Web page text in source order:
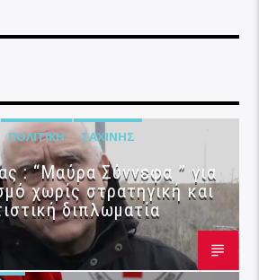
ΠΟΛΙΤΙΚΉ ΣΑΧΊΝΗΣ
: “Μαύρα Σύννεφα ” για
χωρίς στρατηγική και
διπλωματία